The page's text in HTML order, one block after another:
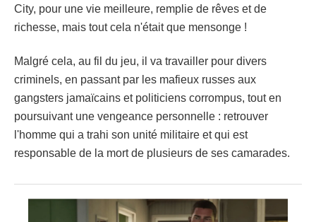
City, pour une vie meilleure, remplie de rêves et de
richesse, mais tout cela n'était que mensonge !
Malgré cela, au fil du jeu, il va travailler pour divers
criminels, en passant par les mafieux russes aux
gangsters jamaïcains et politiciens corrompus, tout en
poursuivant une vengeance personnelle : retrouver
l'homme qui a trahi son unité militaire et qui est
responsable de la mort de plusieurs de ses camarades.